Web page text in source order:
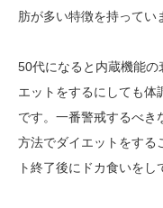
肪が多い特徴を持ってい
50代になると内蔵機能
エットをするにしても体
です。一番警戒するべき
方法でダイエットをする
ト終了後にドカ食いをし